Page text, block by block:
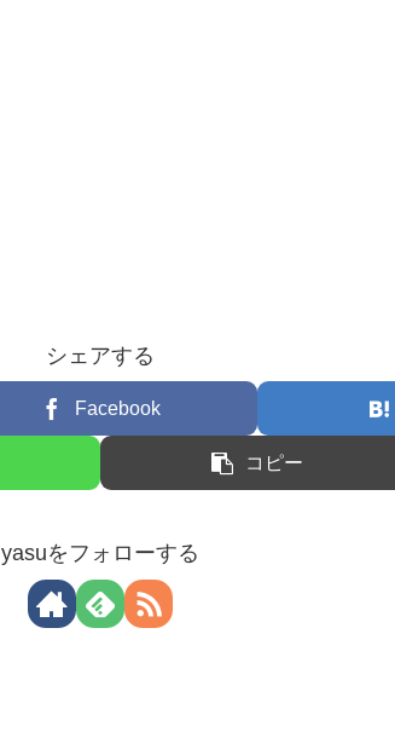
シェアする
Facebook
コピー
yasuをフォローする